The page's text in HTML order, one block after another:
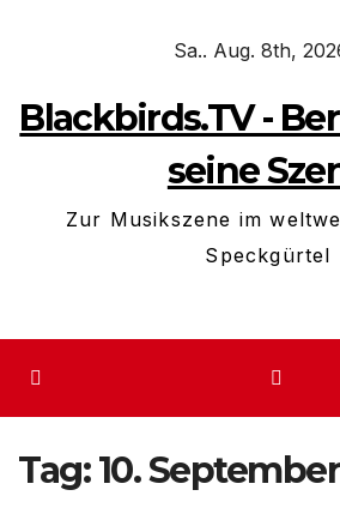
Sa.. Aug. 8th,
Blackbirds.TV -
seine
Zur Musikszene im
Speckgürtel
Tag:10.